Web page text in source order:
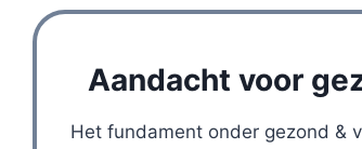
Aandacht voor
Het fundament onder gezond &